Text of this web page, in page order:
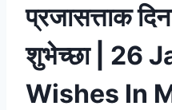
प्रजासत्ताक
शुभेच्छा | 26
Wishes In